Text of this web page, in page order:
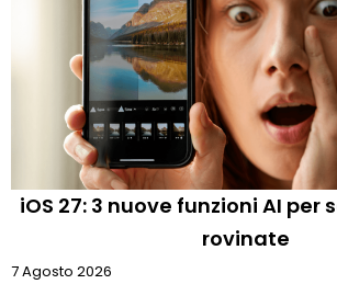
iOS 27: 3 nuove funzioni AI per
rovinate
7 Agosto 2026